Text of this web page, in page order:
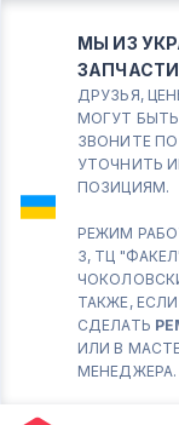
МЫ ИЗ
ДРУЗЬЯ,
МОГУТ
ЗВОНИТЕ
УТОЧНИТЬ
ПОЗИЦИЯМ.
РЕЖИМ
3, ТЦ
ТАКЖЕ,
СДЕЛАТЬ
ИЛИ В
МЕНЕДЖЕРА.